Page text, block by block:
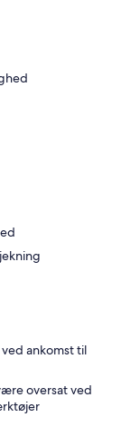
ankomst til
oversat ved